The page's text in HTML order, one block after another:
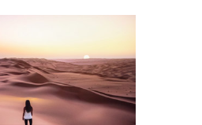
обо всех событиях,
в Абу-Даби